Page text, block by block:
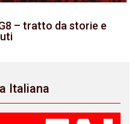
– tratto da storie e
Italiana